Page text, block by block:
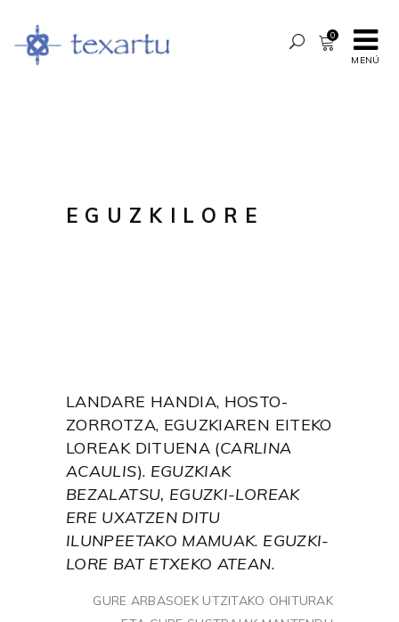
MENÚ
0
EGUZKILORE
LANDARE HANDIA, HOSTO-
ZORROTZA, EGUZKIAREN EITEKO
LOREAK DITUENA (CARLINA
ACAULIS). EGUZKIAK
BEZALATSU, EGUZKI-LOREAK
ERE UXATZEN DITU
ILUNPEETAKO MAMUAK. EGUZKI-
LORE BAT ETXEKO ATEAN.
GURE ARBASOEK UTZITAKO OHITURAK